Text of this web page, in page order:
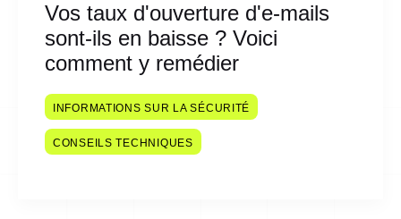
Vos taux d'ouverture d'e-mails
sont-ils en baisse ? Voici
comment y remédier
INFORMATIONS SUR LA SÉCURITÉ
CONSEILS TECHNIQUES